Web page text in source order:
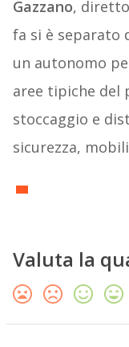
Gazzano,
fa si è separato
un autonomo
aree tipiche del
stoccaggio e
sicurezza,
Valuta la